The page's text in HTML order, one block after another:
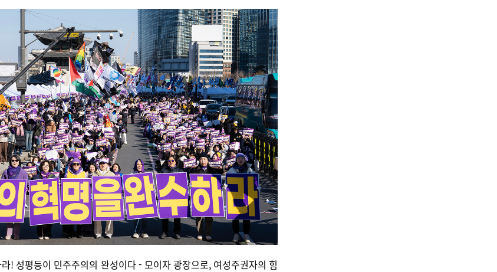
라! 성평등이 민주주의의 완성이다 - 모이자 광장으로, 여성주권자의 힘